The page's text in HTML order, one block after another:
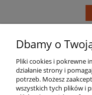
Dbamy o
Pliki cookies i pokrewne
działanie strony i
potrzeb. Możesz
wszystkich tych plików i